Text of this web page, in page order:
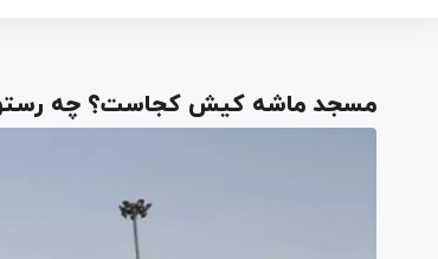
مسجد ماشه کیش کجاست؟ چه